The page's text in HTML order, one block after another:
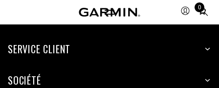
0
Total
items
cart:
SERVICE CLIENT
SOCIÉTÉ